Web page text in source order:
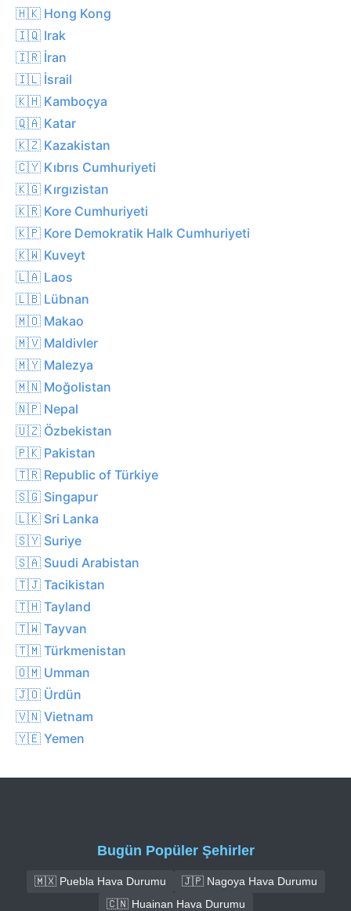
🇭🇰 Hong Kong
🇮🇶 Irak
🇮🇷 İran
🇮🇱 İsrail
🇰🇭 Kamboçya
🇶🇦 Katar
🇰🇿 Kazakistan
🇨🇾 Kıbrıs Cumhuriyeti
🇰🇬 Kırgızistan
🇰🇷 Kore Cumhuriyeti
🇰🇵 Kore Demokratik Halk Cumhuriyeti
🇰🇼 Kuveyt
🇱🇦 Laos
🇱🇧 Lübnan
🇲🇴 Makao
🇲🇻 Maldivler
🇲🇾 Malezya
🇲🇳 Moğolistan
🇳🇵 Nepal
🇺🇿 Özbekistan
🇵🇰 Pakistan
🇹🇷 Republic of Türkiye
🇸🇬 Singapur
🇱🇰 Sri Lanka
🇸🇾 Suriye
🇸🇦 Suudi Arabistan
🇹🇯 Tacikistan
🇹🇭 Tayland
🇹🇼 Tayvan
🇹🇲 Türkmenistan
🇴🇲 Umman
🇯🇴 Ürdün
🇻🇳 Vietnam
🇾🇪 Yemen
Bugün Popüler Şehirler
🇲🇽 Puebla Hava Durumu
🇯🇵 Nagoya Hava Durumu
🇨🇳 Huainan Hava Durumu